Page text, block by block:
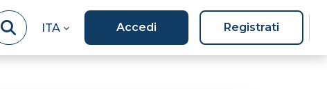
ITA Accedi Registrati